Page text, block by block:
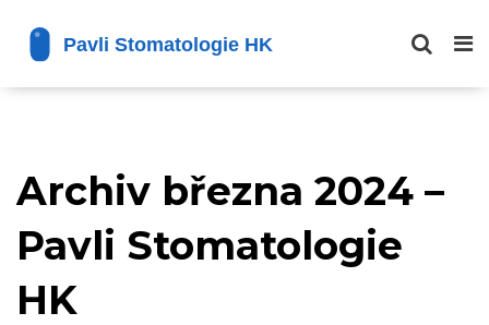
Archiv března 2024 –
Pavli Stomatologie
HK